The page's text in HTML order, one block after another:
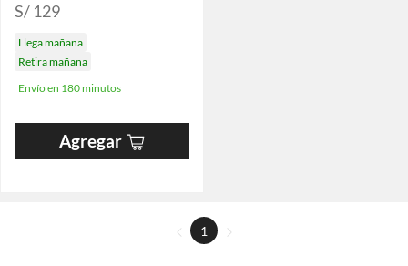
S/ 129
Llega mañana
Retira mañana
Envío en 180 minutos
Agregar
1